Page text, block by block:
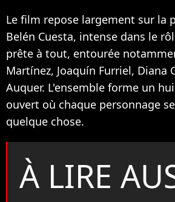
Le film repose largement sur la
Belén Cuesta, intense dans le
prête à tout, entourée
Martínez, Joaquín Furriel, Diana
Auquer. L'ensemble forme un
ouvert où chaque personnage
quelque chose.
À LIRE